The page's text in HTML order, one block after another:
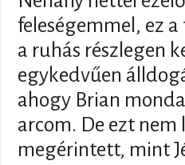
feleségemmel, ez
a ruhás részlegen
egykedvűen
ahogy Brian
arcom. De ezt
megérintett, mint